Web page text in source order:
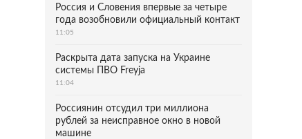
Россия и Словения впервые за четыре
года возобновили официальный контакт
11:05
Раскрыта дата запуска на Украине
системы ПВО Freyja
11:04
Россиянин отсудил три миллиона
рублей за неисправное окно в новой
машине